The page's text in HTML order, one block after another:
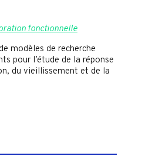
fonctionnelle
modèles de recherche
pour l’étude de la réponse
du vieillissement et de la